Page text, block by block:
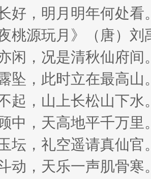
好，明月明年何处看
桃源玩月》（唐）刘
闲，况是清秋仙府间
坠，此时立在最高山
起，山上长松山下水
中，天高地平千万里
坛，礼空遥请真仙官
动，天乐一声肌骨寒